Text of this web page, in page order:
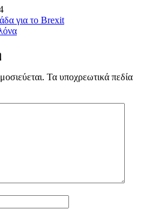
για το Brexit
Τα υποχρεωτικά πεδία